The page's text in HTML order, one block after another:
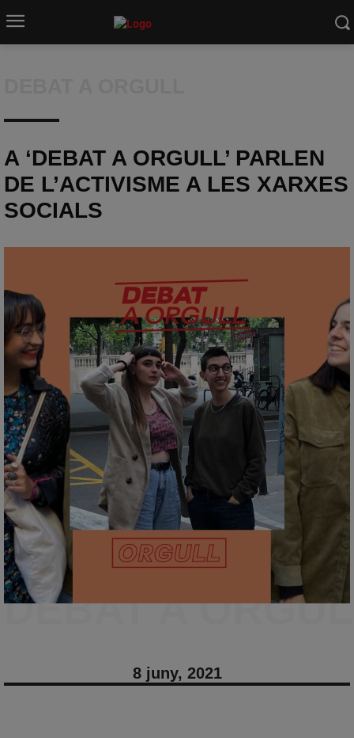
A ‘DEBAT A ORGULL’ PARLEN
DE L’ACTIVISME A LES XARXES
SOCIALS
DEBAT A
8 juny, 2021